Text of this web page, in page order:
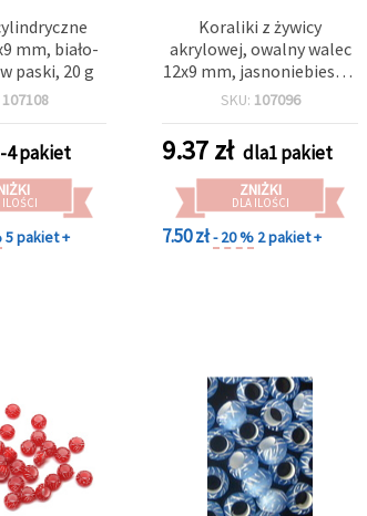
mm, biało-
paski, 20 g
107108
4 pakiet
ILOŚCI
5 pakiet +
Koraliki z żywicy
akrylowej, owalny walec
12x9 mm, jasnoniebieskie
w paski - 50 szt.
SKU: 107096
9.37zł dla1 pakiet
ZNIŻKI
DLA ILOŚCI
7.50 zł- 20 % 2 pakiet +